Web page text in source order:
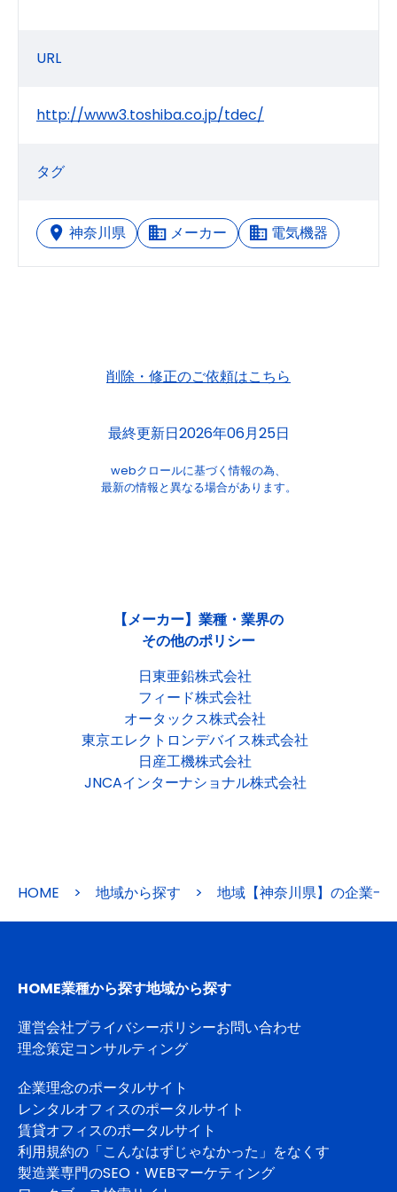
URL
http://www3.toshiba.co.jp/tdec/
タグ
神奈川県 メーカー 電気機器
削除・修正のご依頼はこちら
最終更新日2026年06月25日
webクロールに基づく情報の為、
最新の情報と異なる場合があります。
【メーカー】業種・業界の
その他のポリシー
日東亜鉛株式会社
フィード株式会社
オータックス株式会社
東京エレクトロンデバイス株式会社
日産工機株式会社
JNCAインターナショナル株式会社
HOME > 地域から探す > 地域【神奈川県】の企業一
HOME業種から探す地域から探す
運営会社プライバシーポリシーお問い合わせ
理念策定コンサルティング
企業理念のポータルサイト
レンタルオフィスのポータルサイト
賃貸オフィスのポータルサイト
利用規約の「こんなはずじゃなかった」をなくす
製造業専門のSEO・WEBマーケティング